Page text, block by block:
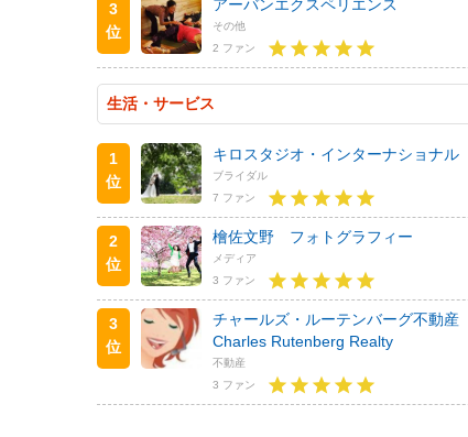
3
位
アーバンエクスペリエンス
その他
2 ファン
生活・サービス
1
位
キロスタジオ・インターナショナル
ブライダル
7 ファン
2
位
檜佐文野 フォトグラフィー
メディア
3 ファン
3
位
チャールズ・ルーテンバーグ不動産
Charles Rutenberg Realty
不動産
3 ファン